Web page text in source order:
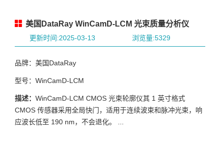
美国DataRay WinCamD-LCM 光束质量分析仪
更新时间:2025-03-13 浏览量:5329
品牌：美国DataRay
型号：WinCamD-LCM
描述： WinCamD-LCM CMOS 光束轮廓仪其 1 英寸格式
CMOS 传感器采用全局快门，适用于连续波束和脉冲光束，响